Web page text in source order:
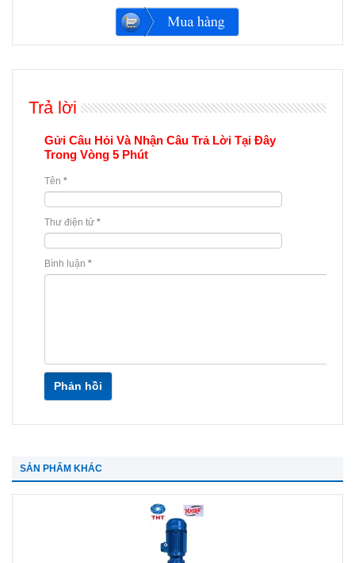
Trả lời
Gửi Câu Hỏi Và Nhận Câu Trả Lời Tại Đây
Trong Vòng 5 Phút
Tên *
Thư điện tử *
Bình luận *
Phản hồi
SẢN PHẨM KHÁC